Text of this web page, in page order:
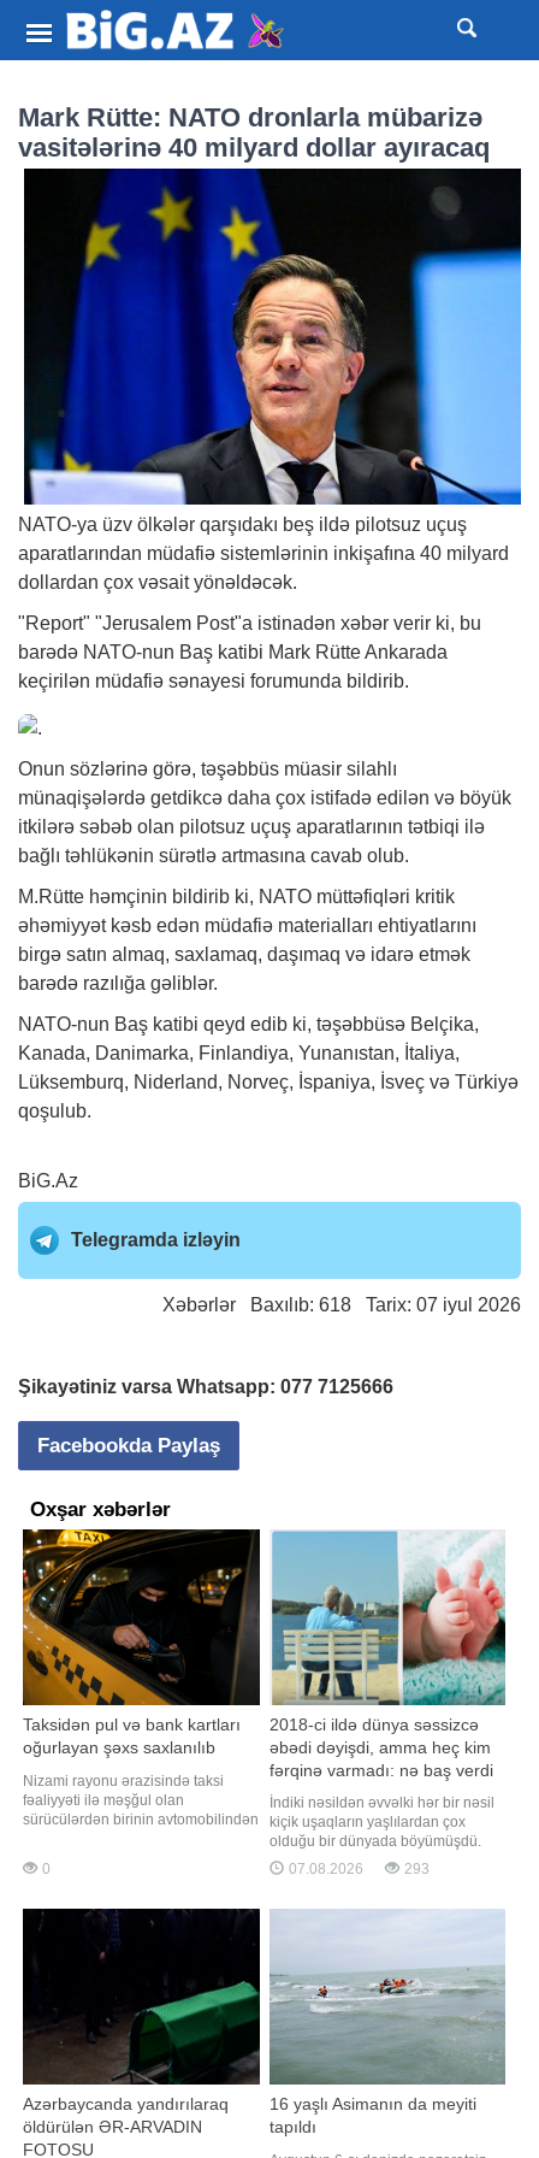
Mark Rütte: NATO dronlarla mübarizə
vasitələrinə 40 milyard dollar ayıracaq
NATO-ya üzv ölkələr qarşıdakı beş ildə pilotsuz uçuş
aparatlarından müdafiə sistemlərinin inkişafına 40 milyard
dollardan çox vəsait yönəldəcək.
"Report" "Jerusalem Post"a istinadən xəbər verir ki, bu
barədə NATO-nun Baş katibi Mark Rütte Ankarada
keçirilən müdafiə sənayesi forumunda bildirib.
Onun sözlərinə görə, təşəbbüs müasir silahlı
münaqişələrdə getdikcə daha çox istifadə edilən və böyük
itkilərə səbəb olan pilotsuz uçuş aparatlarının tətbiqi ilə
bağlı təhlükənin sürətlə artmasına cavab olub.
M.Rütte həmçinin bildirib ki, NATO müttəfiqləri kritik
əhəmiyyət kəsb edən müdafiə materialları ehtiyatlarını
birgə satın almaq, saxlamaq, daşımaq və idarə etmək
barədə razılığa gəliblər.
NATO-nun Baş katibi qeyd edib ki, təşəbbüsə Belçika,
Kanada, Danimarka, Finlandiya, Yunanıstan, İtaliya,
Lüksemburq, Niderland, Norveç, İspaniya, İsveç və Türkiyə
qoşulub.
BiG.Az
Telegramda izləyin
Xəbərlər Baxılıb: 618 Tarix: 07 iyul 2026
Şikayətiniz varsa Whatsapp: 077 7125666
Facebookda Paylaş
Oxşar xəbərlər
Taksidən pul və bank kartları
oğurlayan şəxs saxlanılıb
Nizami rayonu ərazisində taksi
fəaliyyəti ilə məşğul olan
sürücülərdən birinin avtomobilindən
məlumat daxil olub. xəbər verir ki,
bu barədə Daxili İşlər Nazirliyi
əməkdaşlarının keçirdikləri
tədbirlərlə əməli törətməkdə şübhəli
0
2018-ci ildə dünya səssizcə
əbədi dəyişdi, amma heç kim
fərqinə varmadı: nə baş verdi
İndiki nəsildən əvvəlki hər bir nəsil
kiçik uşaqların yaşlılardan çox
olduğu bir dünyada böyümüşdü.
Dünya sadəcə olaraq belə
qurulmuşdu və bütün yazılı tarix
xəbər veri
07.08.2026 293
Azərbaycanda yandırılaraq
öldürülən ƏR-ARVADIN
FOTOSU
16 yaşlı Asimanın da meyiti
tapıldı